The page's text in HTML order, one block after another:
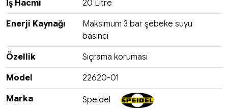
İş Hacmi 20 Litre
Enerji Kaynağı
Maksimum 3 bar şebeke suyu
basıncı
Özellik Sıçrama koruması
Model 22620-01
Marka Speidel